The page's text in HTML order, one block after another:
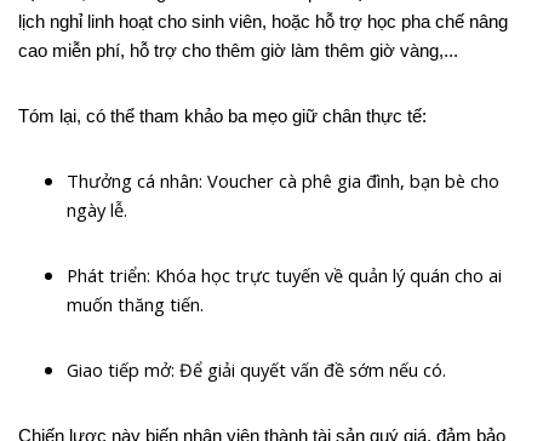
lịch nghỉ linh hoạt cho sinh viên, hoặc hỗ trợ học pha chế nâng
cao miễn phí, hỗ trợ cho thêm giờ làm thêm giờ vàng,...
Tóm lại, có thể tham khảo ba mẹo giữ chân thực tế:
Thưởng cá nhân: Voucher cà phê gia đình, bạn bè cho
ngày lễ.
Phát triển: Khóa học trực tuyến về quản lý quán cho ai
muốn thăng tiến.
Giao tiếp mở: Để giải quyết vấn đề sớm nếu có.
Chiến lược này biến nhân viên thành tài sản quý giá, đảm bảo